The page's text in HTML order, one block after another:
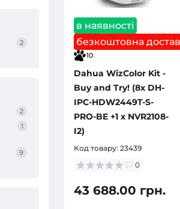
2
2
1
9
в наявності
безкоштовна
10
Dahua WizColor Kit -
Buy and Try! (8х DH-
IPC-HDW2449T-S-
PRO-BE +1 х NVR2108-
I2)
Код товару: 23439
0
43 688.00 грн.